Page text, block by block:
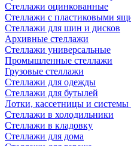
Стеллажи оцинкованные
Стеллажи с пластиковыми
Стеллажи для шин и дисков
Архивные стеллажи
Стеллажи универсальные
Промышленные стеллажи
Грузовые стеллажи
Стеллажи для одежды
Стеллажи для бутылей
Лотки, кассетницы и системы
Стеллажи в холодильники
Стеллажи в кладовку
Стеллажи для дома